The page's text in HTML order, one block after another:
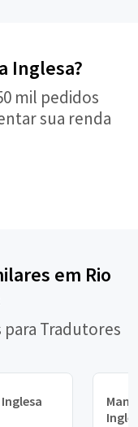
Inglesa?
mil pedidos
sua renda
em Rio
para Tradutores